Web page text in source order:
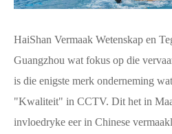
HaiShan Vermaak Wetenskap en
Guangzhou wat fokus op die
is die enigste merk onderneming
"Kwaliteit" in CCTV. Dit het in
invloedryke eer in Chinese